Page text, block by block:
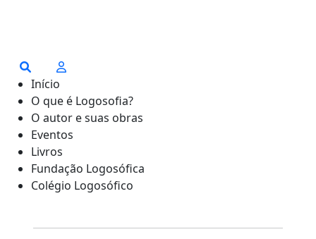
Início
O que é Logosofia?
O autor e suas obras
Eventos
Livros
Fundação Logosófica
Colégio Logosófico